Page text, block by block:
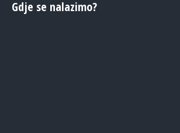
Gdje se nalazimo?